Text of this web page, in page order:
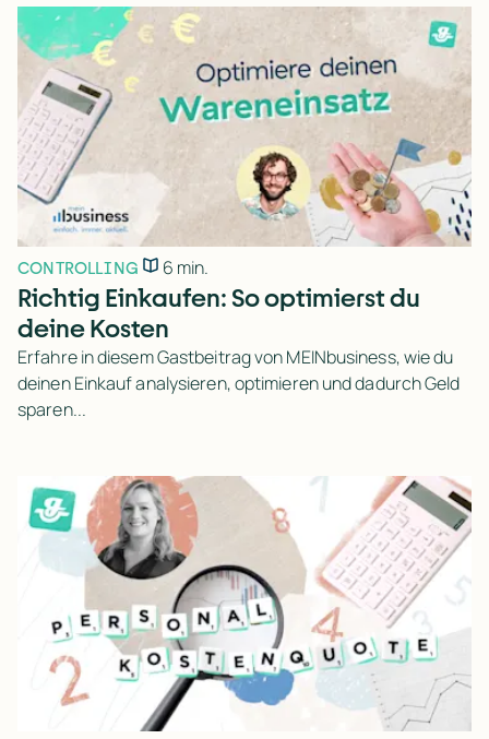
CONTROLLING 6 min.
Richtig Einkaufen: So optimierst du
deine Kosten
Erfahre in diesem Gastbeitrag von MEINbusiness, wie du
deinen Einkauf analysieren, optimieren und dadurch Geld
sparen...